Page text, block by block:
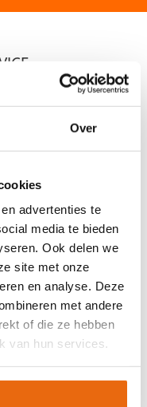
Over
advertenties te
media te bieden
Ook delen we
site met onze
en analyse. Deze
met andere
of die ze hebben
van hun services.